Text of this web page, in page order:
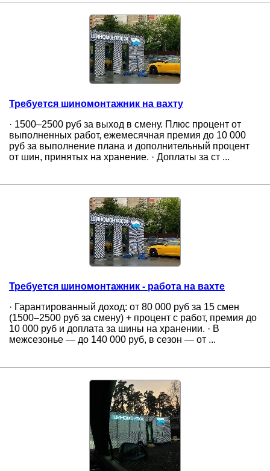
Требуется шиномонтажник на вахту
· 1500–2500 руб за выход в смену. Плюс процент от
выполненных работ, ежемесячная премия до 10 000
руб за выполнение плана и дополнительный процент
от шин, принятых на хранение. · Доплаты за ст ...
Требуется шиномонтажник - работа на вахте
· Гарантированный доход: от 80 000 руб за 15 смен
(1500–2500 руб за смену) + процент с работ, премия до
10 000 руб и доплата за шины на хранении. · В
межсезонье — до 140 000 руб, в сезон — от ...